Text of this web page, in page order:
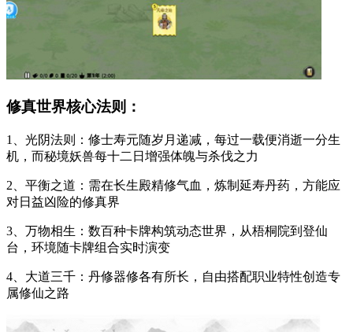
修真世界核心法则：
1、光阴法则：修士寿元随岁月递减，每过一载便消逝一分生
机，而秘境妖兽每十二日增强体魄与杀伐之力
2、平衡之道：需在长生殿精修气血，炼制延寿丹药，方能应
对日益凶险的修真界
3、万物相生：数百种卡牌构筑动态世界，从梧桐院到登仙
台，环境随卡牌组合实时演变
4、大道三千：丹修器修各有所长，自由搭配职业特性创造专
属修仙之路